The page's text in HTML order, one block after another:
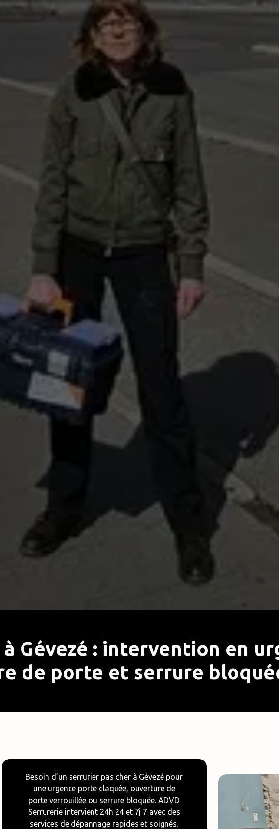
Gévezé : intervention en
de porte et serrure
Besoin d’un serrurier pas cher à Gévezé pour
une urgence porte claquée, ouverture de
porte verrouillée ou serrure bloquée. ADVD
Serrurerie intervient 24h 24 et 7j 7 avec des
services de dépannage rapides et soignés.